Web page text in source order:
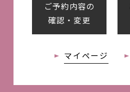
ご予約内容の
確認・変更
マイページ